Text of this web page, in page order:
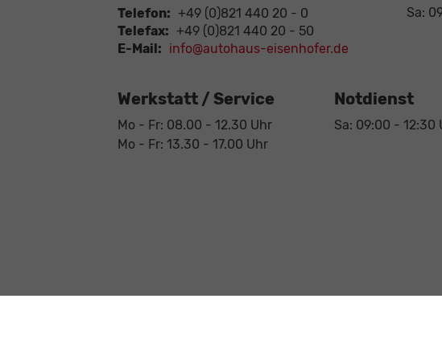
Telefon: +49 (0)821 440 20 - 0
Telefax: +49 (0)821 440 20 - 50
E-Mail: info@autohaus-eisenhofer.de
Sa:
Werkstatt / Service
Mo - Fr: 08.00 - 12.30 Uhr
Mo - Fr: 13.30 - 17.00 Uhr
Notdienst
Sa: 09:00 - 12:30